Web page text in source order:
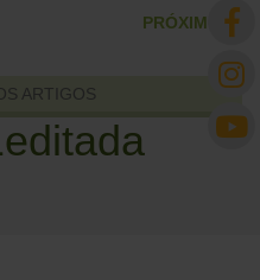
PRÓXIMO
ARTIGOS